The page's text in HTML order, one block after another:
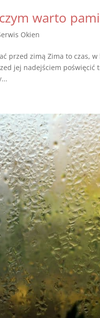
warto
Okien
przed zimą Zima to czas,
jej nadejściem